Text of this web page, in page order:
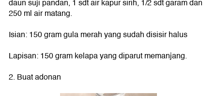
daun suji pandan, 1 sdt air kapur sirih, 1/2 sdt garam dan
250 ml air matang.
Isian: 150 gram gula merah yang sudah disisir halus
Lapisan: 150 gram kelapa yang diparut memanjang.
2. Buat adonan